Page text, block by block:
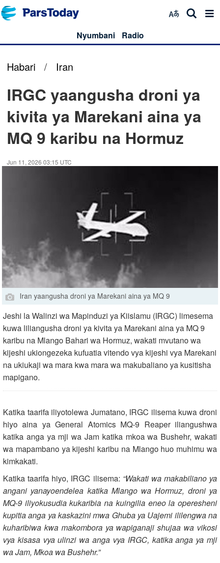
Nyumbani Radio
Habari / Iran
IRGC yaangusha droni ya
kivita ya Marekani aina ya
MQ 9 karibu na Hormuz
Jun 11, 2026 03:15 UTC
Iran yaangusha droni ya Marekani aina ya MQ 9
Jeshi la Walinzi wa Mapinduzi ya Kiislamu (IRGC) limesema
kuwa liliangusha droni ya kivita ya Marekani aina ya MQ 9
karibu na Mlango Bahari wa Hormuz, wakati mvutano wa
kijeshi ukiongezeka kufuatia vitendo vya kijeshi vya Marekani
na ukiukaji wa mara kwa mara wa makubaliano ya kusitisha
mapigano.
Katika taarifa iliyotolewa Jumatano, IRGC ilisema kuwa droni
hiyo aina ya General Atomics MQ‑9 Reaper iliangushwa
katika anga ya mji wa Jam katika mkoa wa Bushehr, wakati
wa mapambano ya kijeshi karibu na Mlango huo muhimu wa
kimkakati.
Katika taarifa hiyo, IRGC ilisema: “Wakati wa makabiliano ya
angani yanayoendelea katika Mlango wa Hormuz, droni ya
MQ‑9 iliyokusudia kukaribia na kuingilia eneo la operesheni
kupitia anga ya kaskazini mwa Ghuba ya Uajemi ililengwa na
kuharibiwa kwa makombora ya wapiganaji shujaa wa vikosi
vya kisasa vya ulinzi wa anga vya IRGC, katika anga ya mji
wa Jam, Mkoa wa Bushehr.”